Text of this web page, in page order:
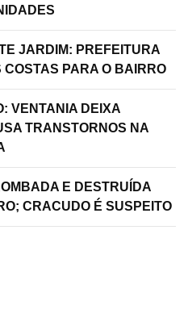
JARDIM: PREFEITURA
PARA O BAIRRO
VENTANIA DEIXA
TRANSTORNOS NA
E DESTRUÍDA
CRACUDO É SUSPEITO